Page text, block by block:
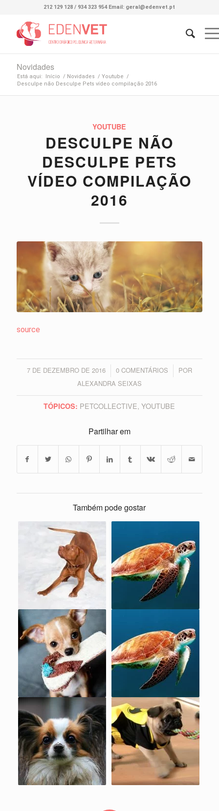
212 129 128 / 934 323 954 Email: geral@edenvet.pt
Novidades
Está aqui: Início / Novidades / Youtube /
Desculpe não Desculpe Pets vídeo compilação 2016
YOUTUBE
DESCULPE NÃO
DESCULPE PETS
VÍDEO COMPILAÇÃO
2016
source
7 DE DEZEMBRO DE 2016
/ 0 COMENTÁRIOS
/
POR
ALEXANDRA SEIXAS
TÓPICOS: PETCOLLECTIVE,YOUTUBE
Partilhar em
Também pode gostar